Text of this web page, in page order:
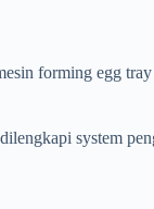
forming egg
system